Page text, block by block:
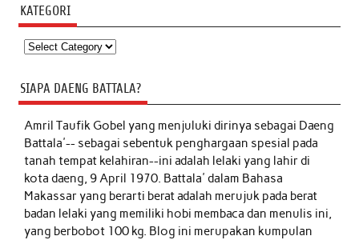
KATEGORI
Kategori
SIAPA DAENG BATTALA?
Amril Taufik Gobelyang menjuluki dirinya sebagai Daeng
Battala'-- sebagai sebentuk penghargaan spesial pada
tanah tempat kelahiran--ini adalah lelaki yang lahir di
kota daeng, 9 April 1970. Battala' dalam Bahasa
Makassar yang berarti berat adalah merujuk pada berat
badan lelaki yang memiliki hobi membaca dan menulis ini,
yang berbobot 100 kg. Blog ini merupakan kumpulan